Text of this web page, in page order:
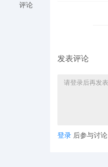
评论
发表评论
登录 后参与讨论